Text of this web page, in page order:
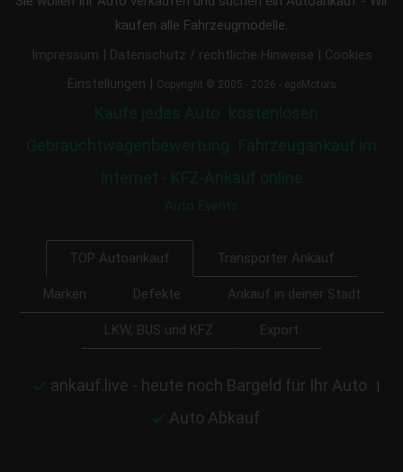
kaufen alle Fahrzeugmodelle.
Impressum | Datenschutz / rechtliche Hinweise | Cookies
Einstellungen | Copyright © 2005 - 2026 - egeMotors
Kaufe jedes Auto kostenlosen
Gebrauchtwagenbewertung Fahrzeugankauf im
Internet - KFZ-Ankauf online
Auto Events
TOP Autoankauf Transporter Ankauf
Marken Defekte Ankauf in deiner Stadt
LKW, BUS und KFZ Export
ankauf.live - heute noch Bargeld für Ihr Auto |
Auto Abkauf